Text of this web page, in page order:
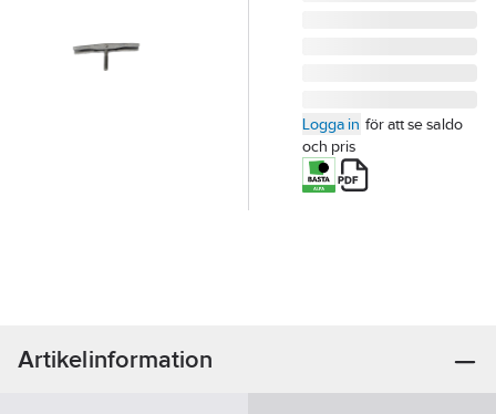
Logga in för att se saldo
och pris
Artikelinformation